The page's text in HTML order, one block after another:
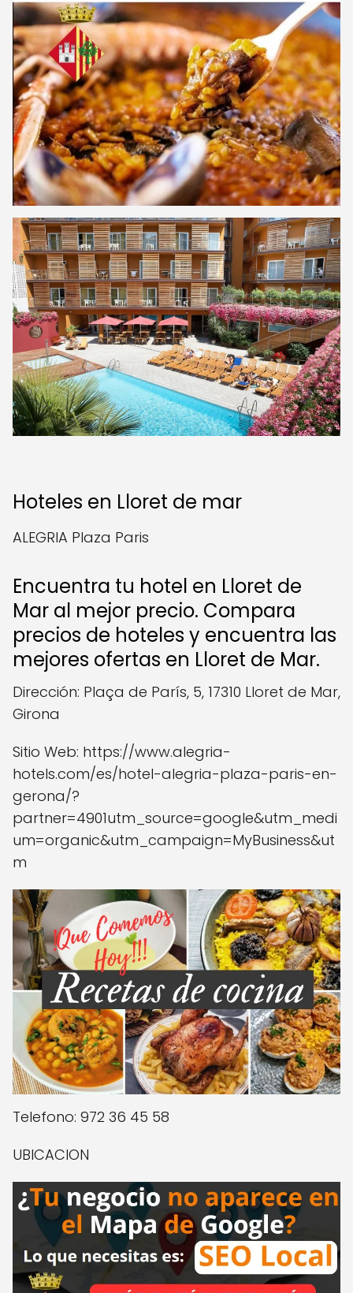
Hoteles en Lloret de mar
ALEGRIA Plaza Paris
Encuentra tu hotel en Lloret de
Mar al mejor precio. Compara
precios de hoteles y encuentra las
mejores ofertas en Lloret de Mar.
Dirección: Plaça de París, 5, 17310 Lloret de Mar,
Girona
Sitio Web: https://www.alegria-
hotels.com/es/hotel-alegria-plaza-paris-en-
gerona/?
partner=4901utm_source=google&utm_medi
um=organic&utm_campaign=MyBusiness&ut
m
Telefono: 972 36 45 58
UBICACION